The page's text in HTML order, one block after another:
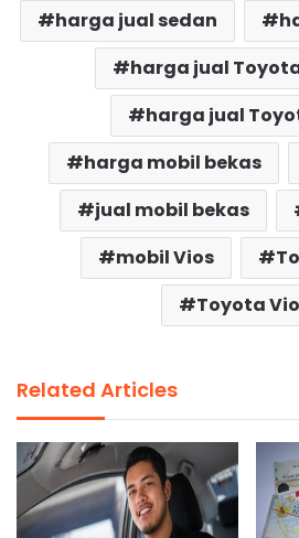
harga jual sedan
harga jual
harga jual
harga mobil bekas
jual mobil bekas
mobil Vios
Toyota
Related Articles